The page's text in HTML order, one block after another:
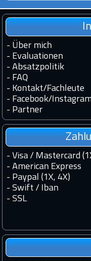
- Über mich
- Evaluationen
- Absatzpolitik
- FAQ
- Kontakt/Fachleute
- Facebook/Instagram
- Partner
- Visa / Mastercard
- American Express
- Paypal (1X, 4X)
- Swift / Iban
- SSL